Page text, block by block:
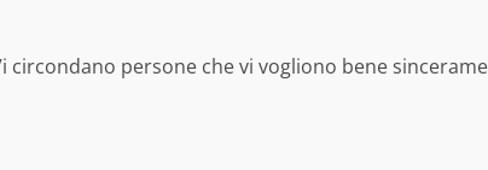
circondano persone che vi vogliono bene